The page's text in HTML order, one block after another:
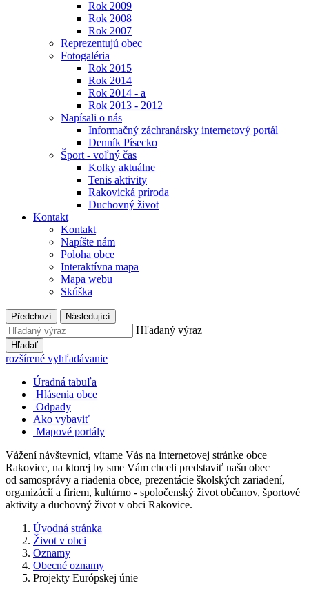
Rok 2009
Rok 2008
Rok 2007
Reprezentujú obec
Fotogaléria
Rok 2015
Rok 2014
Rok 2014 - a
Rok 2013 - 2012
Napísali o nás
Informačný záchranársky internetový portál
Denník Písecko
Šport - voľný čas
Kolky aktuálne
Tenis aktivity
Rakovická príroda
Duchovný život
Kontakt
Kontakt
Napíšte nám
Poloha obce
Interaktívna mapa
Mapa webu
Skúška
Předchozí Následující
Hľadaný výraz
Hľadať
rozšírené vyhľadávanie
Úradná tabuľa
Hlásenia obce
Odpady
Ako vybaviť
Mapové portály
Vážení návštevníci, vítame Vás na internetovej stránke obce
Rakovice, na ktorej by sme Vám chceli predstaviť našu obec
od samosprávy a riadenia obce, prezentácie školských zariadení,
organizácií a firiem, kultúrno - spoločenský život občanov, športové
aktivity a duchovný život v obci Rakovice.
Úvodná stránka
Život v obci
Oznamy
Obecné oznamy
Projekty Európskej únie